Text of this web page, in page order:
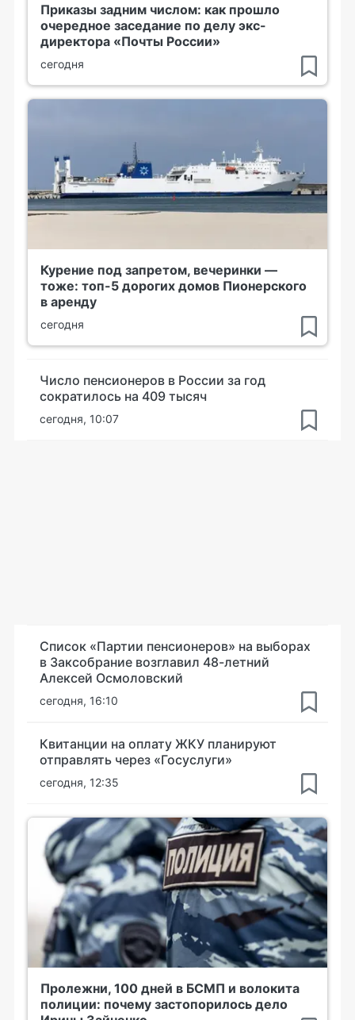
Приказы задним числом: как прошло
очередное заседание по делу экс-
директора «Почты России»
сегодня
Курение под запретом, вечеринки —
тоже: топ-5 дорогих домов Пионерского
в аренду
сегодня
Число пенсионеров в России за год
сократилось на 409 тысяч
сегодня, 10:07
Список «Партии пенсионеров» на выборах
в Заксобрание возглавил 48-летний
Алексей Осмоловский
сегодня, 16:10
Квитанции на оплату ЖКУ планируют
отправлять через «Госуслуги»
сегодня, 12:35
Пролежни, 100 дней в БСМП и волокита
полиции: почему застопорилось дело